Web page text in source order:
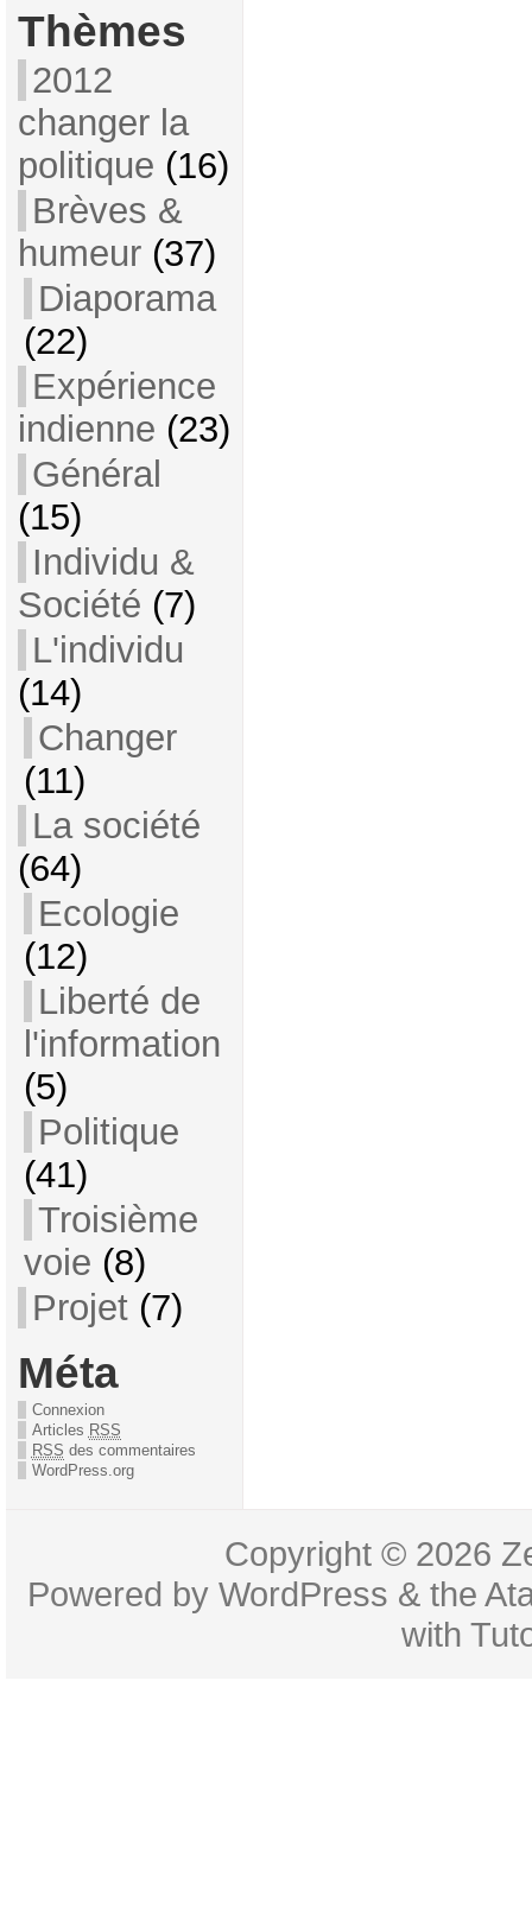
Thèmes
2012
changer la
politique (16)
Brèves &
humeur(37)
Diaporama
(22)
Expérience
indienne (23)
Général
(15)
Individu &
Société (7)
L'individu
(14)
Changer
(11)
La société
(64)
Ecologie
(12)
Liberté de
l'information
(5)
Politique
(41)
Troisième
voie (8)
Projet(7)
Méta
Connexion
Articles RSS
RSS des commentaires
WordPress.org
Copyright © 2026
Powered byWordPress & the
with